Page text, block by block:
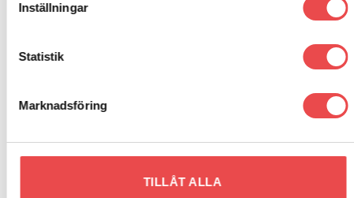
Inställningar
Statistik
Marknadsföring
TILLÅT ALLA